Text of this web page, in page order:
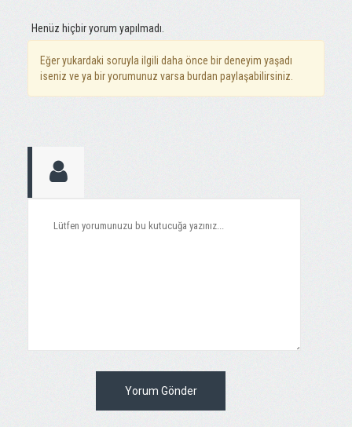
Henüz hiçbir yorum yapılmadı.
Eğer yukardaki soruyla ilgili daha önce bir deneyim yaşadı
iseniz ve ya bir yorumunuz varsa burdan paylaşabilirsiniz.
Yorum Gönder